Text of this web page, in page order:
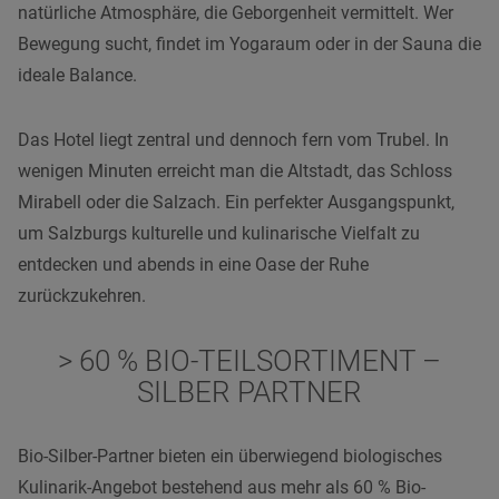
natürliche Atmosphäre, die Geborgenheit vermittelt. Wer
Bewegung sucht, findet im Yogaraum oder in der Sauna die
ideale Balance.
Das Hotel liegt zentral und dennoch fern vom Trubel. In
wenigen Minuten erreicht man die Altstadt, das Schloss
Mirabell oder die Salzach. Ein perfekter Ausgangspunkt,
um Salzburgs kulturelle und kulinarische Vielfalt zu
entdecken und abends in eine Oase der Ruhe
zurückzukehren.
> 60 % BIO-TEILSORTIMENT –
SILBER PARTNER
Bio-Silber-Partner bieten ein überwiegend biologisches
Kulinarik-Angebot bestehend aus mehr als 60 % Bio-